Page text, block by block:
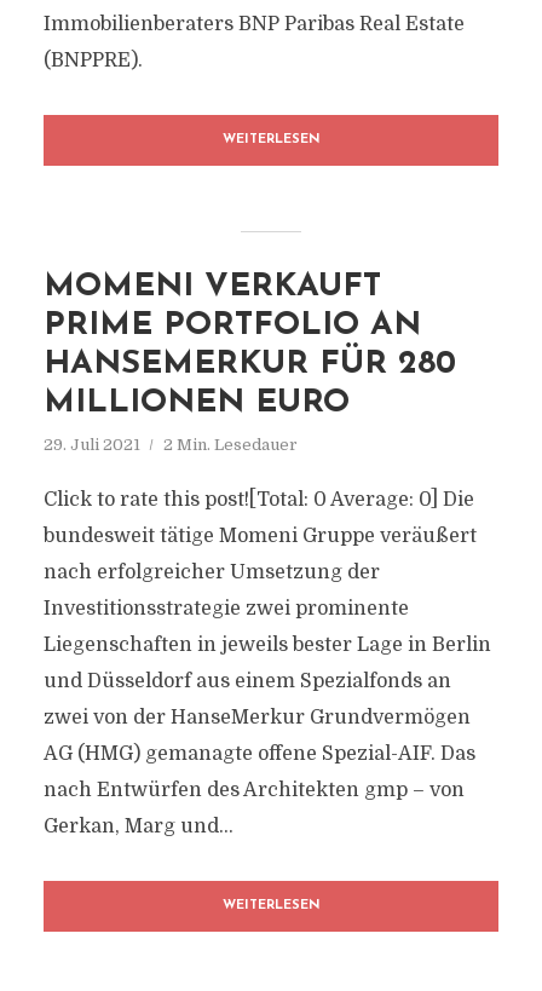
Immobilienberaters BNP Paribas Real Estate
(BNPPRE).
WEITERLESEN
MOMENI VERKAUFT
PRIME PORTFOLIO AN
HANSEMERKUR FÜR 280
MILLIONEN EURO
29. Juli 2021 2 Min. Lesedauer
Click to rate this post![Total: 0 Average: 0] Die
bundesweit tätige Momeni Gruppe veräußert
nach erfolgreicher Umsetzung der
Investitionsstrategie zwei prominente
Liegenschaften in jeweils bester Lage in Berlin
und Düsseldorf aus einem Spezialfonds an
zwei von der HanseMerkur Grundvermögen
AG (HMG) gemanagte offene Spezial-AIF. Das
nach Entwürfen des Architekten gmp – von
Gerkan, Marg und...
WEITERLESEN